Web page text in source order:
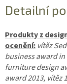
Detailní
Produkty z
ocenění: vítěz
business award in
furniture design
award 2013, vítěz